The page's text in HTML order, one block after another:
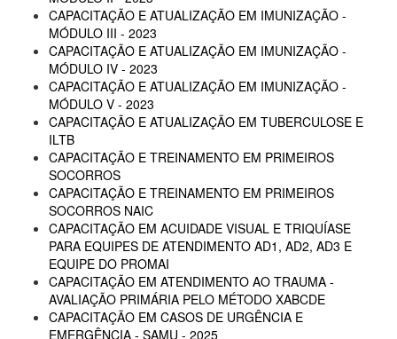
CAPACITAÇÃO E ATUALIZAÇÃO EM IMUNIZAÇÃO -
MÓDULO III - 2023
CAPACITAÇÃO E ATUALIZAÇÃO EM IMUNIZAÇÃO -
MÓDULO IV - 2023
CAPACITAÇÃO E ATUALIZAÇÃO EM IMUNIZAÇÃO -
MÓDULO V - 2023
CAPACITAÇÃO E ATUALIZAÇÃO EM TUBERCULOSE E
ILTB
CAPACITAÇÃO E TREINAMENTO EM PRIMEIROS
SOCORROS
CAPACITAÇÃO E TREINAMENTO EM PRIMEIROS
SOCORROS NAIC
CAPACITAÇÃO EM ACUIDADE VISUAL E TRIQUÍASE
PARA EQUIPES DE ATENDIMENTO AD1, AD2, AD3 E
EQUIPE DO PROMAI
CAPACITAÇÃO EM ATENDIMENTO AO TRAUMA -
AVALIAÇÃO PRIMÁRIA PELO MÉTODO XABCDE
CAPACITAÇÃO EM CASOS DE URGÊNCIA E
EMERGÊNCIA - SAMU - 2025